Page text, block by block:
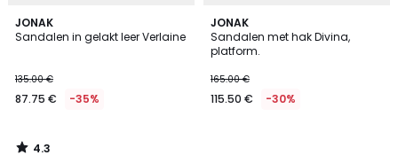
JONAK
Sandalen in gelakt leer Verlaine
135.00 €
87.75 € -35%
4.3
/ 5
4.3
/
JONAK
Sandalen met hak Divina,
platform.
165.00 €
115.50 € -30%